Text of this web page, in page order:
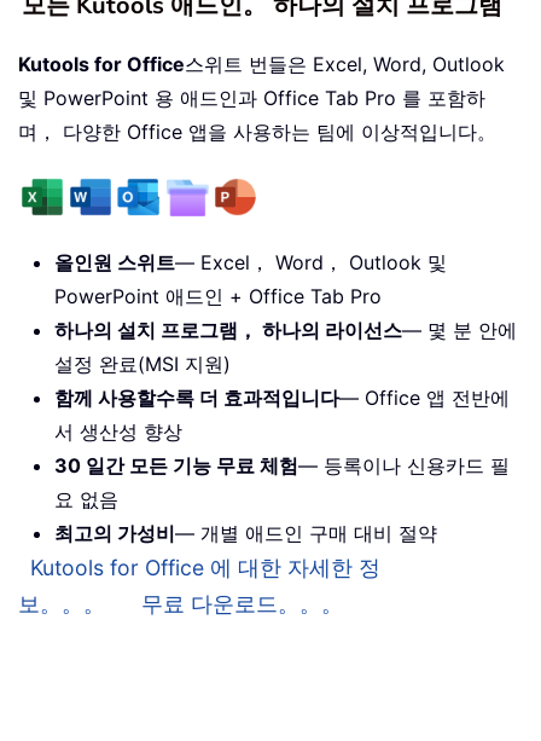
Kutools for Office스위트 번들은 Excel, Word, Outlook
및 PowerPoint 용 애드인과 Office Tab Pro 를 포함하
며， 다양한 Office 앱을 사용하는 팀에 이상적입니다。
올인원 스위트— Excel， Word， Outlook 및
PowerPoint 애드인 + Office Tab Pro
하나의 설치 프로그램， 하나의 라이선스— 몇 분 안에
설정 완료(MSI 지원)
함께 사용할수록 더 효과적입니다— Office 앱 전반에
서 생산성 향상
30 일간 모든 기능 무료 체험— 등록이나 신용카드 필
요 없음
최고의 가성비— 개별 애드인 구매 대비 절약
Kutools for Office 에 대한 자세한 정
보。。。
무료 다운로드。。。